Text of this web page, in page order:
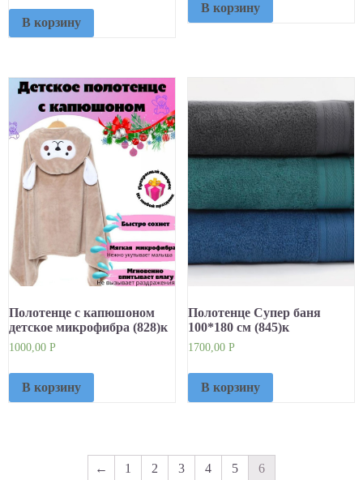
В корзину
В корзину
Полотенце с капюшоном
детское микрофибра (828)к
1000,00 Р
В корзину
Полотенце Супер баня
100*180 см (845)к
1700,00 Р
В корзину
← 1 2 3 4 5 6